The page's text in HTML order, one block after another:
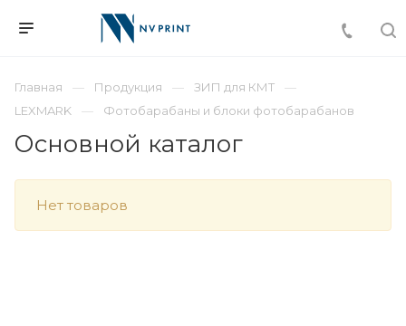
Главная Продукция
ЗИП для КМТ
LEXMARK
Фотобарабаны и блоки фотобарабанов
Основной каталог
Нет товаров